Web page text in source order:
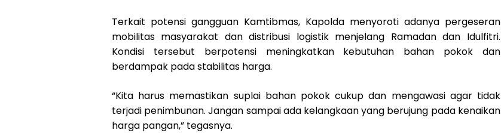
Terkait potensi gangguan Kamtibmas, Kapolda menyoroti adanya pergeseran
mobilitas masyarakat dan distribusi logistik menjelang Ramadan dan Idulfitri.
Kondisi tersebut berpotensi meningkatkan kebutuhan bahan pokok dan
berdampak pada stabilitas harga.
“Kita harus memastikan suplai bahan pokok cukup dan mengawasi agar tidak
terjadi penimbunan. Jangan sampai ada kelangkaan yang berujung pada kenaikan
harga pangan,” tegasnya.